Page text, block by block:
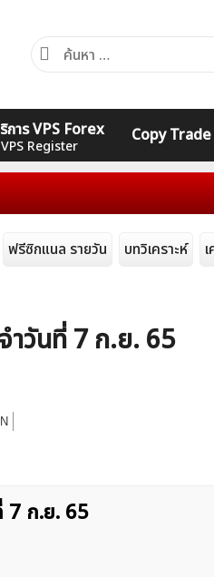
ค้นหา
สำหรับ:
การ VPS Forex
VPS Register
Copy Trade
คอร์ส
Expert
ฟรีซิกแนล รายวัน บทวิเคราะห์
ำวันที่ 7 ก.ย. 65
7 ก.ย. 65